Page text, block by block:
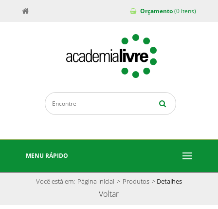
Orçamento(0 itens)
MENU RÁPIDO
Você está em: Página Inicial > Produtos > Detalhes
Voltar